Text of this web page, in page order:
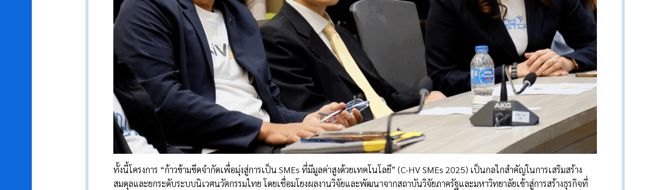
ทั้งนี้โครงการ “ก้าวข้ามขีดจำกัดเพื่อมุ่งสู่การเป็น SMEs ที่มีมูลค่าสูงด้วยเทคโนโลยี” (C-HV SMEs 2025) เป็นกลไกสำคัญในการเสริมสร้าง
สมดุลและยกระดับระบบนิเวศนวัตกรรมไทย โดยเชื่อมโยงผลงานวิจัยและพัฒนาจากสถาบันวิจัยภาครัฐและมหาวิทยาลัยเข้าสู่การสร้างธุรกิจที่